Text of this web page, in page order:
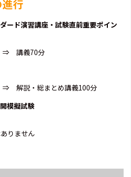
行
ード演習講座・試験直前重要ポイン
講義70分
説・総まとめ講義100分
模擬試験
りません